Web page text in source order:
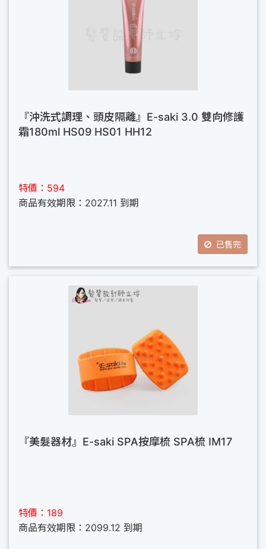
『沖洗式調理、頭皮隔離』E-saki 3.0 雙向修護
霜180ml HS09 HS01 HH12
特價：594
商品有效期限：2027.11 到期
已售完
『美髮器材』E-saki SPA按摩梳 SPA梳 IM17
特價：189
商品有效期限：2099.12 到期